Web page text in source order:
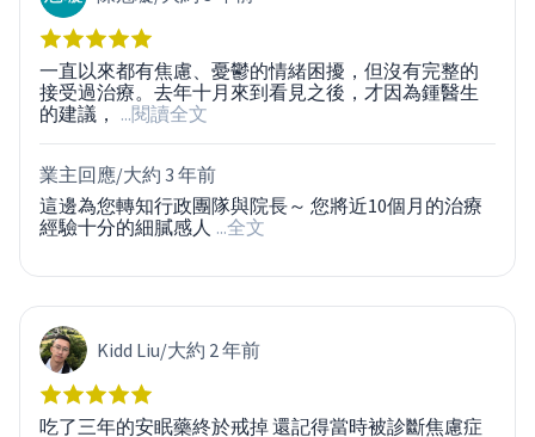
一直以來都有焦慮、憂鬱的情緒困擾，但沒有完整的
接受過治療。去年十月來到看見之後，才因為鍾醫生
的建議， ...閱讀全文
業主回應/大約 3 年前
這邊為您轉知行政團隊與院長～ 您將近10個月的治療
經驗十分的細膩感人 ...全文
Kidd Liu/大約 2 年前
吃了三年的安眠藥終於戒掉 還記得當時被診斷焦慮症